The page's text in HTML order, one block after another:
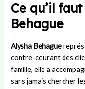
Ce qu’il
Behague
Alysha Behague
contre-courant des
famille, elle a
sans jamais chercher